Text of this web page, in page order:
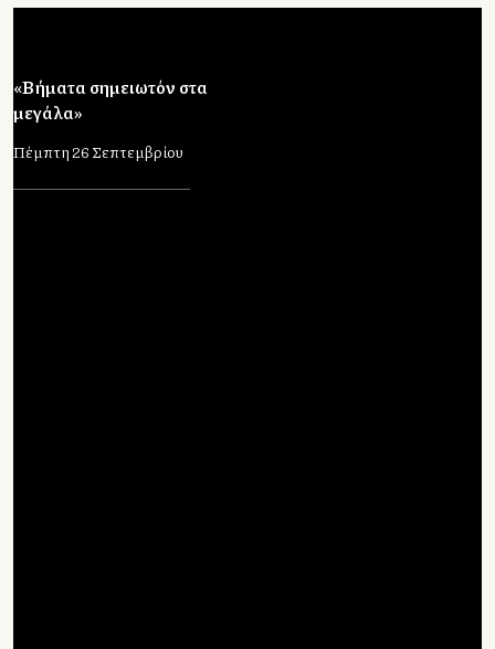
«Βήματα σημειωτόν στα
μεγάλα»
Πέμπτη 26 Σεπτεμβρίου